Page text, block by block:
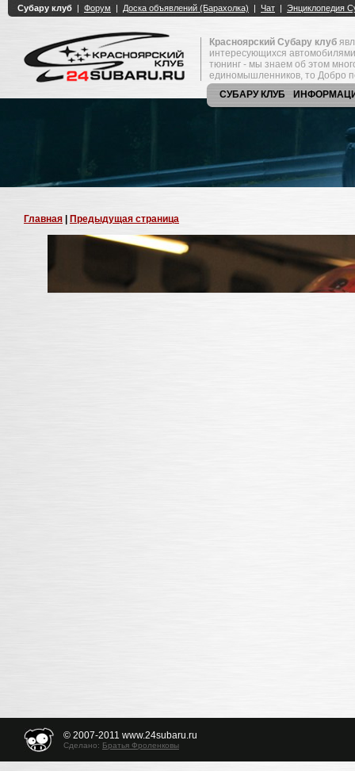
Красноярский Субару клуб
интересующихся
тюнинг - мы знаем об этом
единомышленников, то Добро
СУБАРУ КЛУБ
Главная Предыдущая страница
© 2007-2011 www.24subaru.ru
Сделано: Братья Фроленковы